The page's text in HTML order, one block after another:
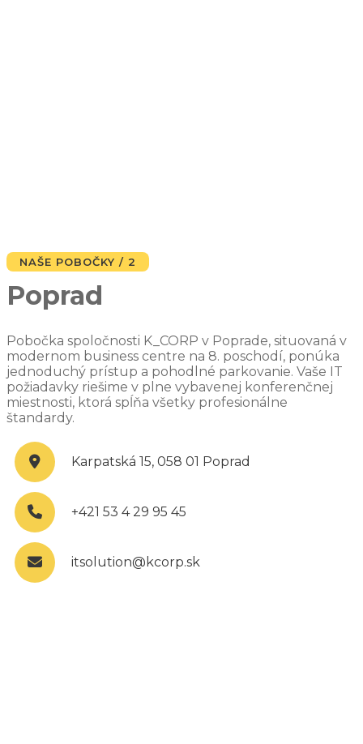
NAŠE POBOČKY / 2
Poprad
Pobočka spoločnosti K_CORP v Poprade, situovaná v
modernom business centre na 8. poschodí, ponúka
jednoduchý prístup a pohodlné parkovanie. Vaše IT
požiadavky riešime v plne vybavenej konferenčnej
miestnosti, ktorá spĺňa všetky profesionálne
štandardy.
Karpatská 15, 058 01 Poprad
+421 53 4 29 95 45
itsolution@kcorp.sk